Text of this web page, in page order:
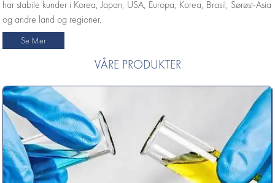
har stabile kunder i Korea, Japan, USA, Europa, Korea, Brasil, Sørøst-Asia
og andre land og regioner.
Se Mer
VÅRE PRODUKTER